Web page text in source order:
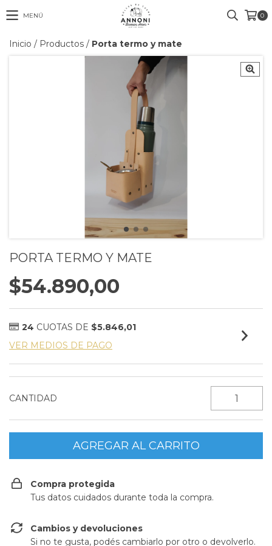
MENÚ 0
Inicio / Productos / Porta termo y mate
PORTA TERMO Y MATE
$54.890,00
24 CUOTAS DE $5.846,01
VER MEDIOS DE PAGO
CANTIDAD
Compra protegida
Tus datos cuidados durante toda la compra.
Cambios y devoluciones
Si no te gusta, podés cambiarlo por otro o devolverlo.